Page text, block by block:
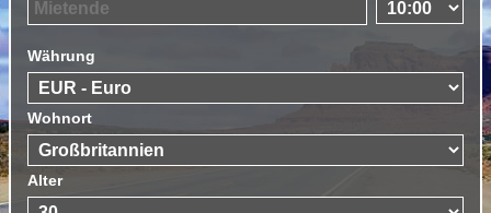
Währung
Wohnort
Alter